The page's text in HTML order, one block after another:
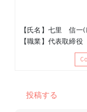
【氏名】七里 信
【職業】代表取締役
投稿する